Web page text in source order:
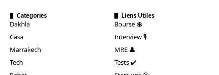
Categories
Dakhla
Casa
Marrakech
Tech
Liens Utiles
Bourse 💲
Interview 🎙️
MRE 👤
Tests ✔️